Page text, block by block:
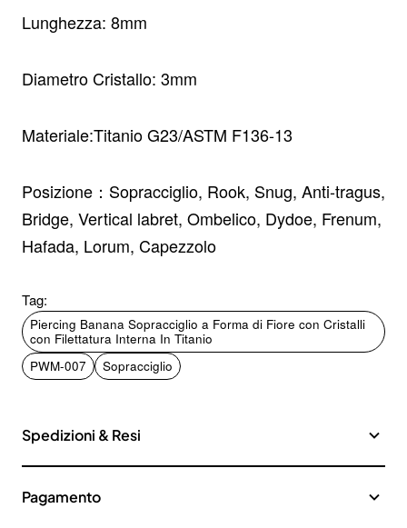
Lunghezza: 8mm
Diametro Cristallo: 3mm
Materiale:Titanio G23/ASTM F136-13
Posizione：Sopracciglio, Rook, Snug, Anti-tragus,
Bridge, Vertical labret, Ombelico, Dydoe, Frenum,
Hafada, Lorum, Capezzolo
Tag:
Piercing Banana Sopracciglio a Forma di Fiore con Cristalli
con Filettatura Interna In Titanio
PWM-007
Sopracciglio
Spedizioni & Resi
Pagamento